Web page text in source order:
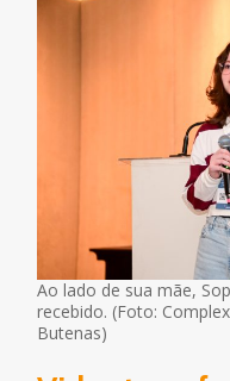
Ao lado de sua mãe,
recebido. (Foto:
Butenas)